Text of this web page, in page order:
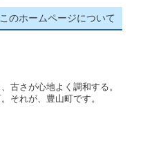
このホームページについて
古さが心地よく調和する。
それが、豊山町です。